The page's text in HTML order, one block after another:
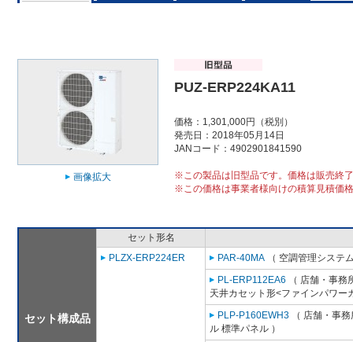
画像拡大
PUZ-ERP224KA11
価格：1,301,000円（税別）
発売日：2018年05月14日
JANコード：4902901841590
※この製品は旧型品です。価格は販売終
※この価格は事業者様向けの積算見積価
セット構成品
セット形名
PLZX-ERP224ER
PAR-40MA （ 空調管理システ
PL-ERP112EA6 （ 店舗・事務
天井カセット形<ファインパワー
PLP-P160EWH3 （ 店舗・事
ル 標準パネル ）